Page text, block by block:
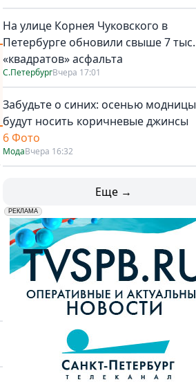
На улице Корнея Чуковского в
Петербурге обновили свыше 7 тыс.
«квадратов» асфальта
С.ПетербургВчера 17:01
Забудьте о синих: осенью модницы
будут носить коричневые джинсы
6 Фото
МодаВчера 16:32
Еще →
erid: LdtCK5udn
РЕКЛАМА
АО "ГАТР", ИНН: 7841320717